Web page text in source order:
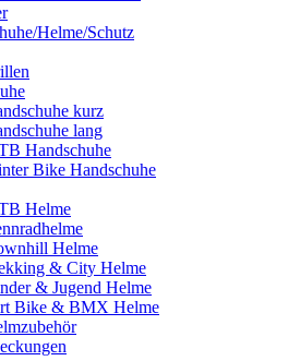
Helme/Schutz
kurz
lang
Handschuhe
Bike Handschuhe
Helme
Helme
& City Helme
& Jugend Helme
Bike & BMX Helme